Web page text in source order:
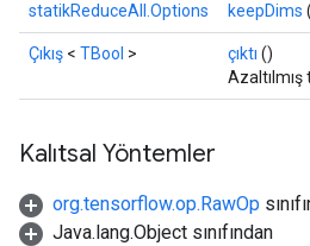
statikReduceAll.Options keepDims
Çıkış < TBool > çıktı ()
Azaltılmış
Kalıtsal Yöntemler
org.tensorflow.op.RawOp
Java.lang.Object sınıfından